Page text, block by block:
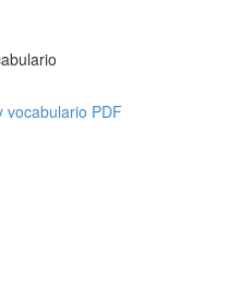
vocabulario PDF